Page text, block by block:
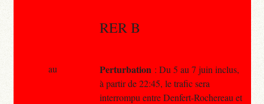
RER B
Perturbation : Du 5 au 7 juin inclus,
à partir de 22:45, le trafic sera
interrompu entre Denfert-Rochereau et
au